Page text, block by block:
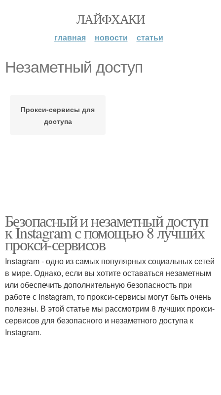
ЛАЙФХАКИ
главная новости статьи
Незаметный доступ
Прокси-сервисы для
доступа
Безопасный и незаметный доступ
к Instagram с помощью 8 лучших
прокси-сервисов
Instagram - одно из самых популярных социальных сетей
в мире. Однако, если вы хотите оставаться незаметным
или обеспечить дополнительную безопасность при
работе с Instagram, то прокси-сервисы могут быть очень
полезны. В этой статье мы рассмотрим 8 лучших прокси-
сервисов для безопасного и незаметного доступа к
Instagram.